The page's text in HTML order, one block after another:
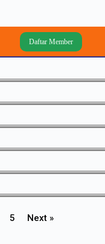
Daftar Member
5 Next »